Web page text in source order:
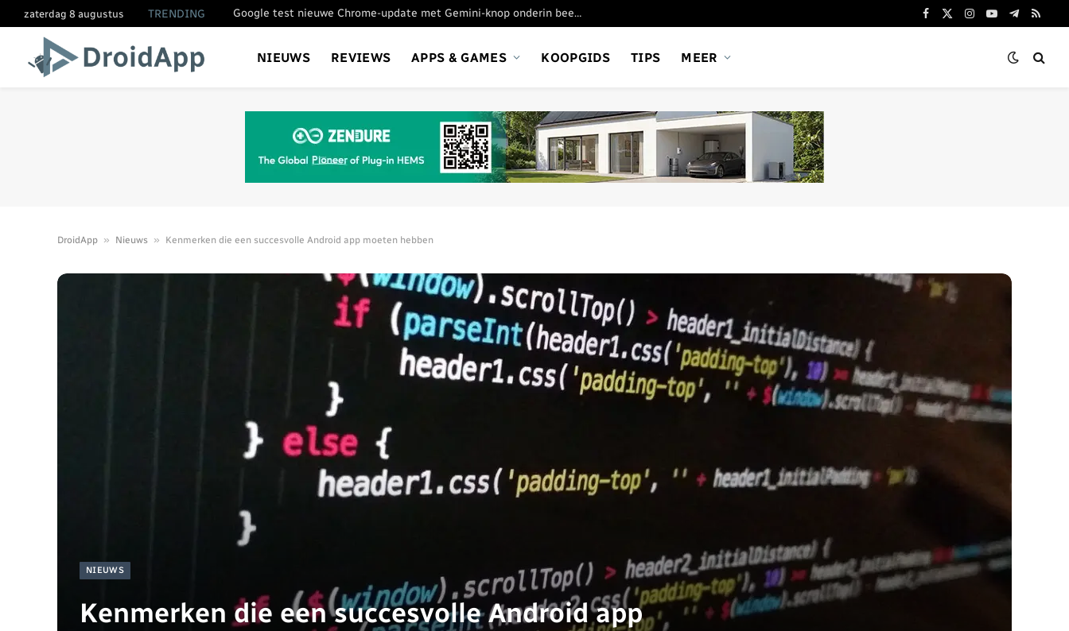
zaterdag 8 augustus TRENDING Google test nieuwe Chrome-update met Gemini-knop onderin beeld
Facebook
X
Instagram
YouTube
Telegram
RSS
NIEUWS REVIEWS APPS & GAMES KOOPGIDS TIPS MEER
DroidApp » Nieuws » Kenmerken die een succesvolle Android app moeten hebben
NIEUWS
Kenmerken die een succesvolle Android app